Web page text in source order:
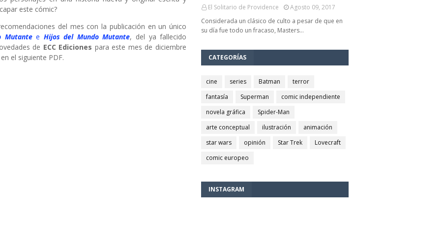
este cómic?
del mes con la publicación en un único
Mutantee Hijos del Mundo Mutante, del ya fallecido
de ECC Ediciones para este mes de diciembre
el siguiente PDF.
El Solitario de Providence
Agosto 09, 2017
Considerada un clásico de culto a pesar de que en
su día fue todo un fracaso, Masters…
CATEGORÍAS
cine series Batman
terror
fantasía
Superman
comic independiente
novela gráfica
Spider-Man
arte conceptual
ilustración
animación
star wars
opinión Star Trek
Lovecraft
comic europeo
INSTAGRAM